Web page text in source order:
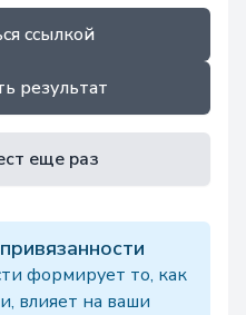
ссылкой
результат
еще раз
формирует то, как
влияет на ваши